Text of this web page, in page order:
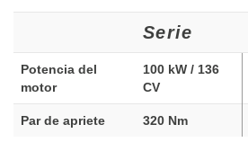
Serie
Potencia del
motor
100 kW / 136
CV
Par de apriete 320 Nm